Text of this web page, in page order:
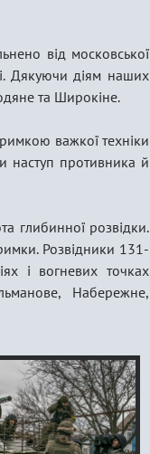
від московської
Дякуючи діям наших
та Широкіне.
важкої техніки
наступ противника й
глибинної розвідки.
Розвідники 131-
і вогневих точках
Набережне,